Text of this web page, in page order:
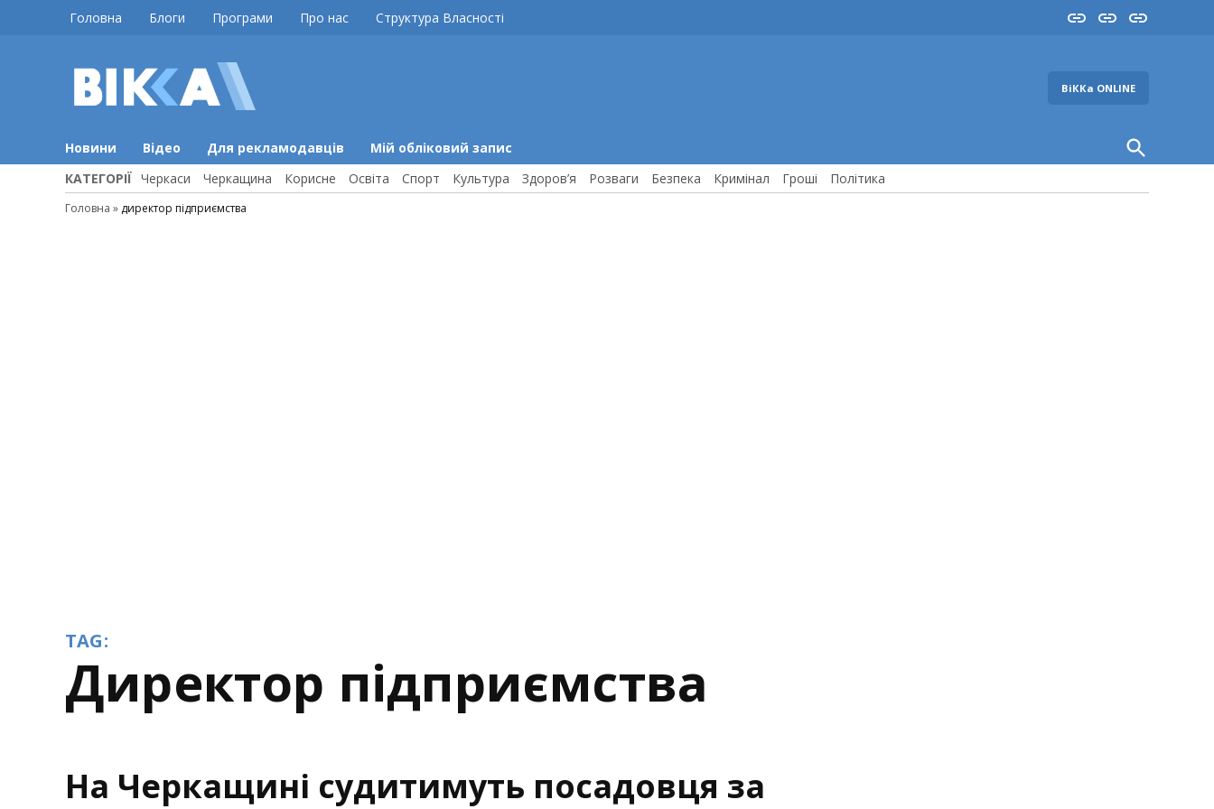
Головна Блоги Програми Про нас Структура Власності InstaYouTube
FB
ВіККа ONLINE
Новини Відео Для рекламодавців Мій обліковий запис
Open
Search
КАТЕГОРІЇ Черкаси Черкащина Корисне Освіта Спорт Культура Здоров’я Розваги Безпека Кримінал Гроші Політика
Головна » директор підприємства
TAG:
директор підприємства
На Черкащині судитимуть посадовця за